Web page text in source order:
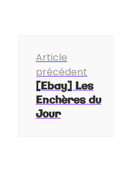
d'article
Article
précédent
[Ebay] Les
Enchères du
Jour